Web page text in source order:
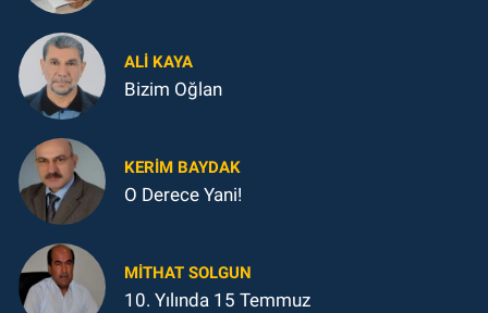
ALI KAYA
Bizim Oğlan
KERIM BAYDAK
O Derece Yani!
MITHAT SOLGUN
10. Yılında 15 Temmuz